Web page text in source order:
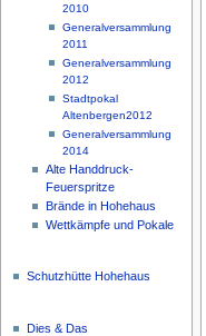
2010
Generalversammlung
2011
Generalversammlung
2012
Stadtpokal
Altenbergen2012
Generalversammlung
2014
Alte Handdruck-
Feuerspritze
Brände in Hohehaus
Wettkämpfe und Pokale
Schutzhütte Hohehaus
Dies & Das